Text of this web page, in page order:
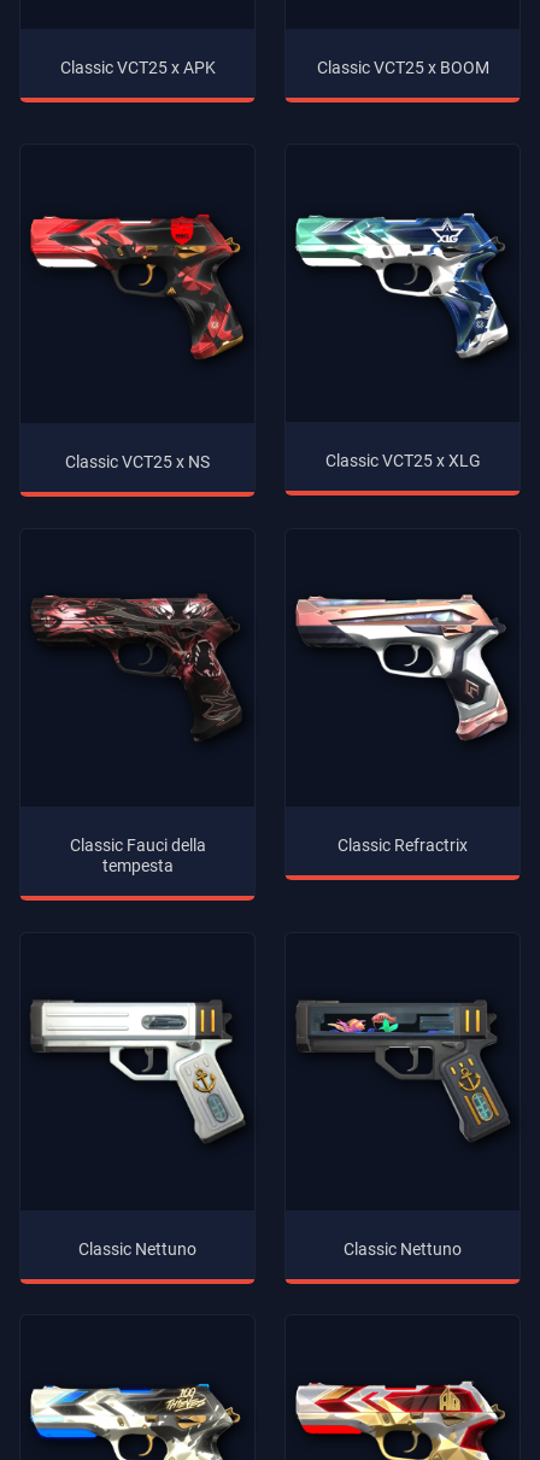
Classic VCT25 x APK Classic VCT25 x BOOM
Classic VCT25 x NS Classic VCT25 x XLG
Classic Fauci della
tempesta
Classic Refractrix
Classic Nettuno Classic Nettuno